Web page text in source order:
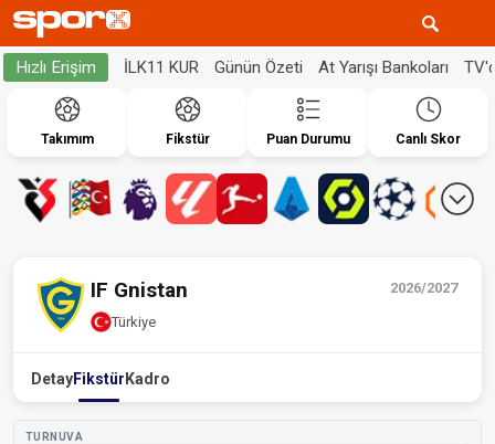
Hızlı Erişim İLK11 KUR Günün Özeti At Yarışı Bankoları
Takımım Fikstür Puan Durumu Canlı Skor
2026/2027
IF Gnistan
Türkiye
DetayFikstür Kadro
TURNUVA